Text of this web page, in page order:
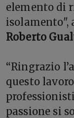
elemento di
isolamento",
Roberto
“Ringrazio
questo
passione si